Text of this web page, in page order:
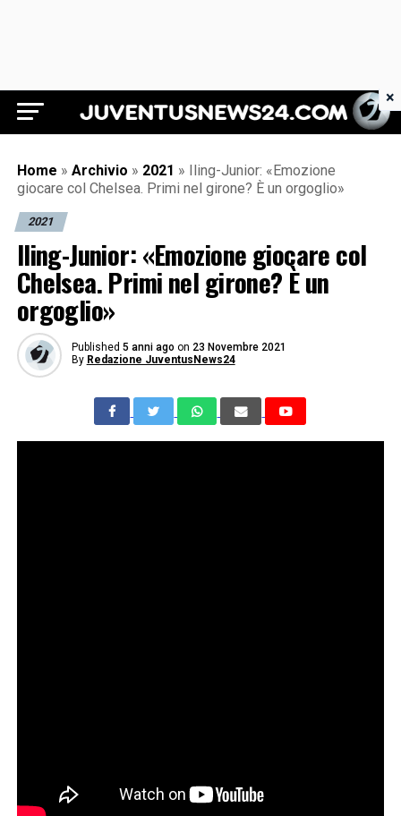
Juventus News 24
Home » Archivio » 2021 » Iling-Junior: «Emozione
giocare col Chelsea. Primi nel girone? È un orgoglio»
2021
Iling-Junior: «Emozione giocare col
Chelsea. Primi nel girone? È un
orgoglio»
Published 5 anni ago on 23 Novembre 2021
By Redazione JuventusNews24
×